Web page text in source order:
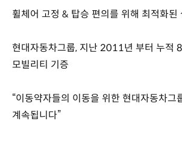
휠체어 고정 & 탑승 편의를 위해 최적화된
현대자동차그룹, 지난 2011년 부터 누적
모빌리티 기증
“이동약자들의 이동을 위한 현대자동차그
계속됩니다”